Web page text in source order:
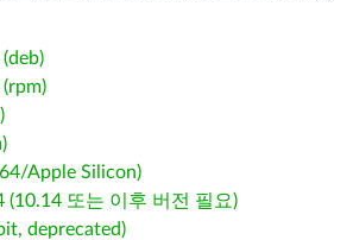
Apple Silicon)
(10.14 또는 이후 버전 필요)
deprecated)